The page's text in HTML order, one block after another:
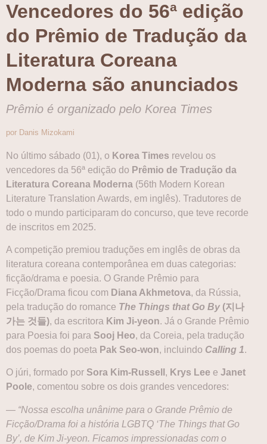
Vencedores do 56ª edição
do Prêmio de Tradução da
Literatura Coreana
Moderna são anunciados
Prêmio é organizado pelo Korea Times
por Danis Mizokami
No último sábado (01), o Korea Times revelou os
vencedores da 56ª edição do Prêmio de Tradução da
Literatura Coreana Moderna (56th Modern Korean
Literature Translation Awards, em inglês). Tradutores de
todo o mundo participaram do concurso, que teve recorde
de inscritos em 2025.
A competição premiou traduções em inglês de obras da
literatura coreana contemporânea em duas categorias:
ficção/drama e poesia. O Grande Prêmio para
Ficção/Drama ficou com Diana Akhmetova, da Rússia,
pela tradução do romance The Things that Go By (지나
가는 것들), da escritora Kim Ji-yeon. Já o Grande Prêmio
para Poesia foi para Sooj Heo, da Coreia, pela tradução
dos poemas do poeta Pak Seo-won, incluindo Calling 1.
O júri, formado por Sora Kim-Russell , Krys Lee e Janet
Poole, comentou sobre os dois grandes vencedores:
— “Nossa escolha unânime para o Grande Prêmio de
Ficção/Drama foi a história LGBTQ ‘The Things that Go
By’, de Kim Ji-yeon. Ficamos impressionadas com o